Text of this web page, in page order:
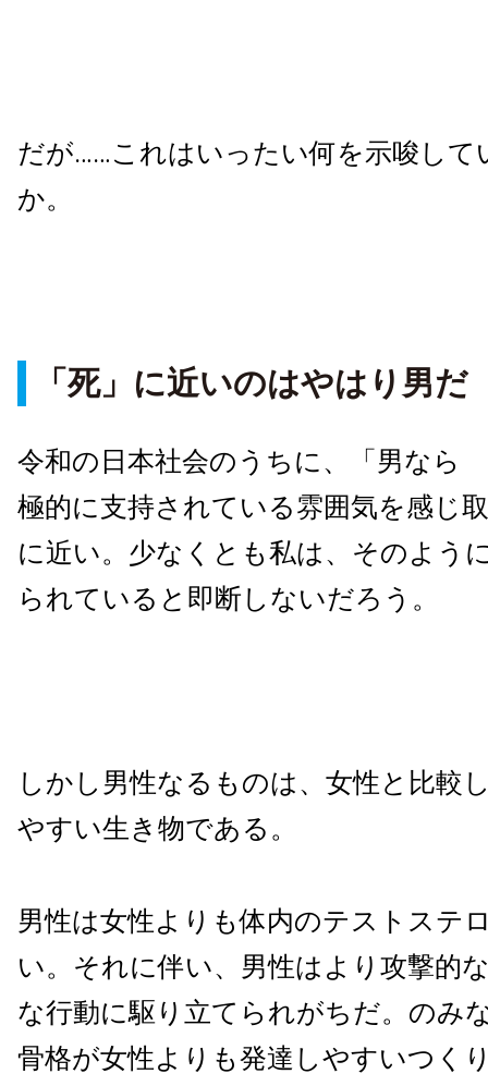
だが……これはいったい何を示唆して
か。
「死」に近いのはやはり男だ
令和の日本社会のうちに、「男なら
極的に支持されている雰囲気を感じ
に近い。 少なくとも私は、そのよう
られていると即断しないだろう。
しかし男性なるものは、女性と比較
やすい生き物である。
男性は女性よりも体内のテストステ
い。それに伴い、男性はより攻撃的
な行動に駆り立てられがちだ。のみ
骨格が女性よりも発達しやすいつく